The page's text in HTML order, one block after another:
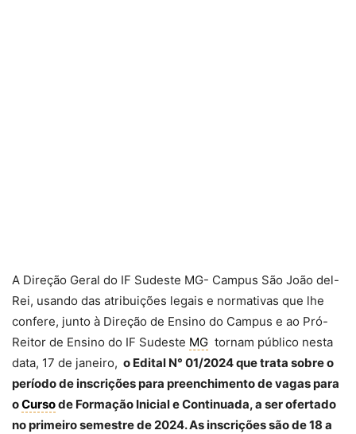
A Direção Geral do IF Sudeste MG- Campus São João del-
Rei, usando das atribuições legais e normativas que lhe
confere, junto à Direção de Ensino do Campus e ao Pró-
Reitor de Ensino do IF Sudeste MG tornam público nesta
data, 17 de janeiro, o Edital N° 01/2024 que trata sobre o
período de inscrições para preenchimento de vagas para
oCursode Formação Inicial e Continuada, a ser ofertado
no primeiro semestre de 2024. As inscrições são de 18 a